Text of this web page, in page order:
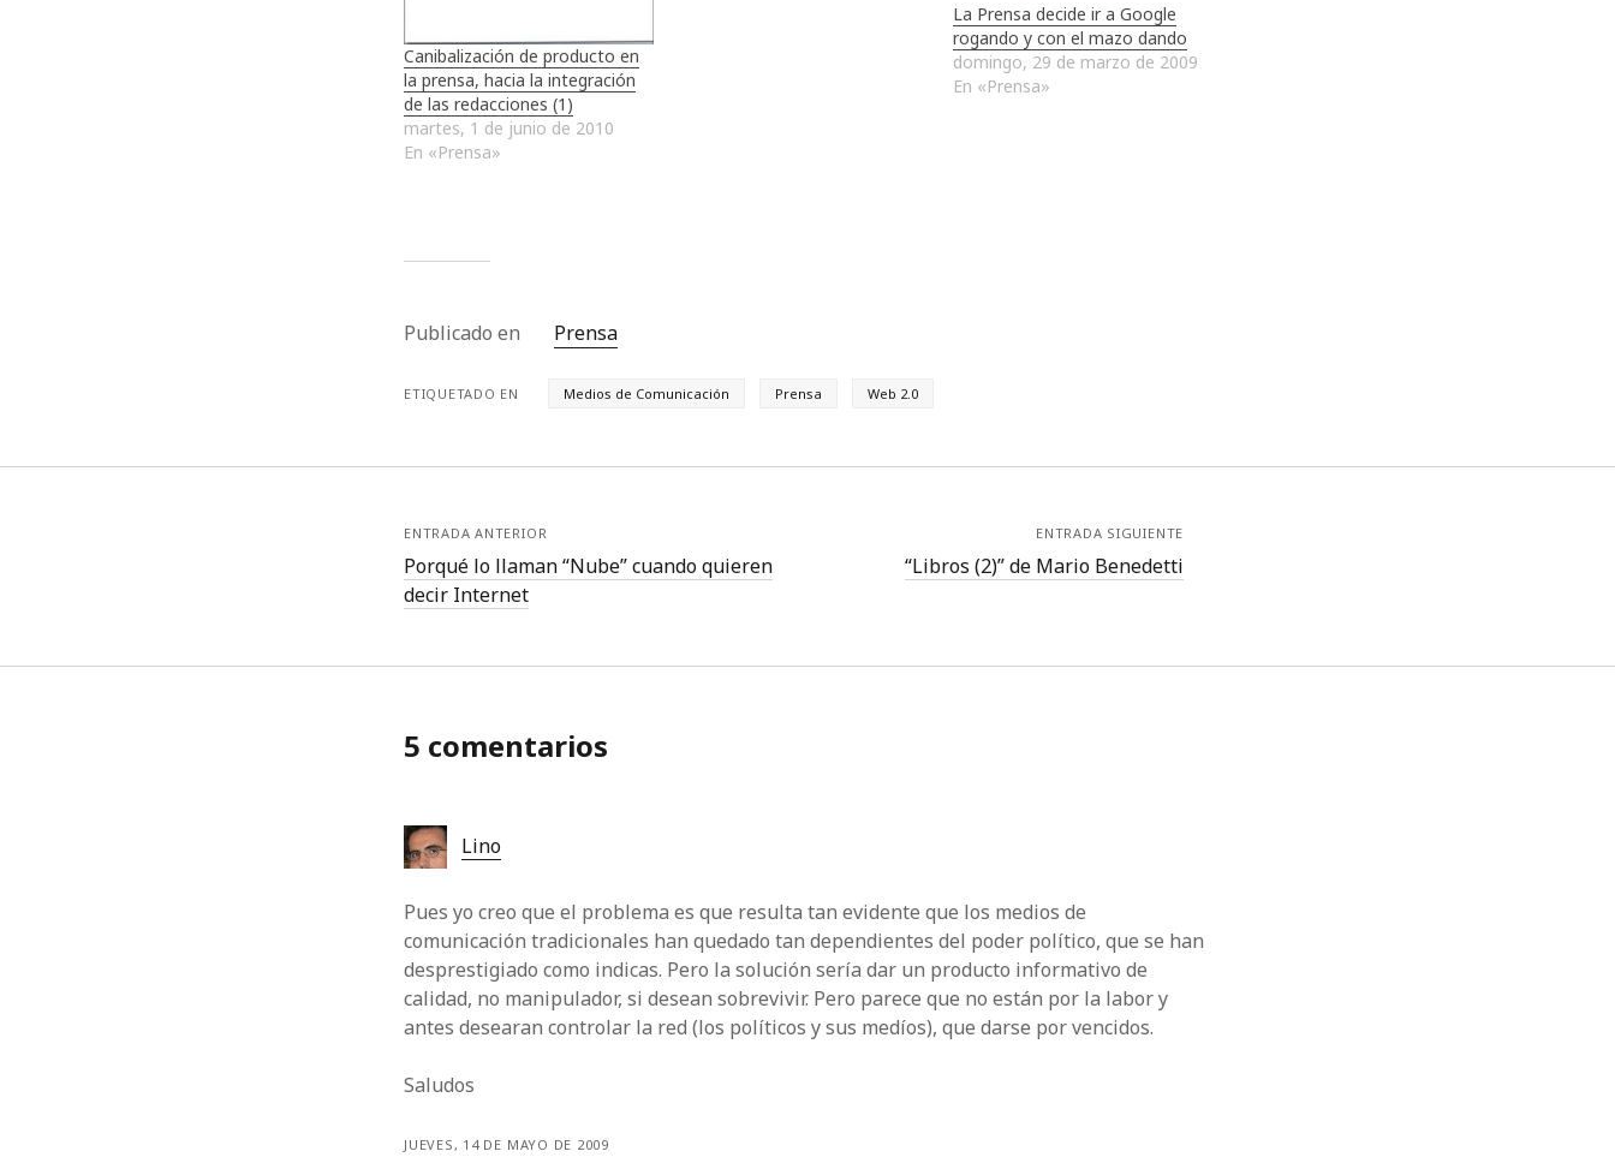
Canibalización de producto en
la prensa, hacia la integración
de las redacciones (1)
martes, 1 de junio de 2010
En «Prensa»
La Prensa decide ir a Google
rogando y con el mazo dando
domingo, 29 de marzo de 2009
En «Prensa»
Publicado en Prensa
ETIQUETADO EN Medios de Comunicación Prensa Web 2.0
ENTRADA ANTERIOR
Porqué lo llaman “Nube” cuando quieren
decir Internet
ENTRADA SIGUIENTE
“Libros (2)” de Mario Benedetti
5 comentarios
Lino
Pues yo creo que el problema es que resulta tan evidente que los medios de
comunicación tradicionales han quedado tan dependientes del poder político, que se han
desprestigiado como indicas. Pero la solución sería dar un producto informativo de
calidad, no manipulador, si desean sobrevivir. Pero parece que no están por la labor y
antes desearan controlar la red (los políticos y sus medíos), que darse por vencidos.
Saludos
JUEVES, 14 DE MAYO DE 2009